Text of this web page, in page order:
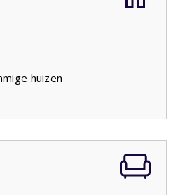
klaar zodat u kunt genieten van
Tot 's avonds laat kunt u
bedden.
huizen